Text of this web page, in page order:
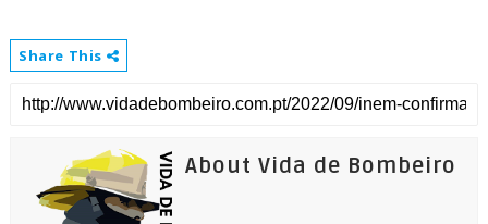
Share This
About Vida de Bombeiro